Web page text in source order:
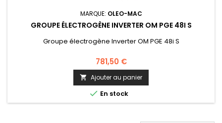
MARQUE: OLEO-MAC
GROUPE ÉLECTROGÈNE INVERTER OM PGE 48I S
Groupe électrogène Inverter OM PGE 48i S
781,50 €
 Ajouter au panier
 En stock